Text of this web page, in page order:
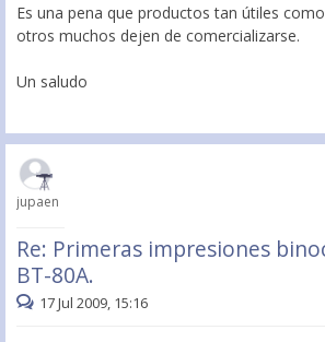
Es una pena que productos tan útiles
otros muchos dejen de comercializarse.
Un saludo
jupaen
Re: Primeras impresiones
BT-80A.
17 Jul 2009, 15:16